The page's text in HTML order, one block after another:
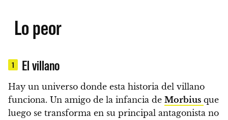
Lo peor
1 El villano
Hay un universo donde esta historia del villano
funciona. Un amigo de la infancia de Morbius que
luego se transforma en su principal antagonista no